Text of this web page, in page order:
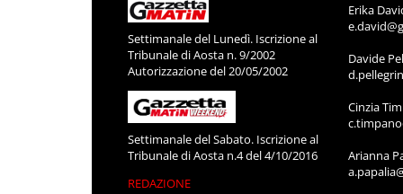
Settimanale del Lunedì. Iscrizione al
Tribunale di Aosta n. 9/2002
Autorizzazione del 20/05/2002
Settimanale del Sabato. Iscrizione al
Tribunale di Aosta n.4 del 4/10/2016
REDAZIONE
Erika
Davide
Cinzia
Arianna